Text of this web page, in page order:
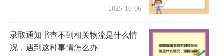
2025-10-06
录取通知书查不到相关物流是什么情
况，遇到这种事情怎么办